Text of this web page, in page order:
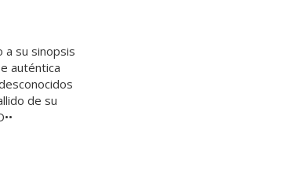
su sinopsis
auténtica
de su